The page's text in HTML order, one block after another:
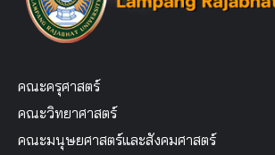
คณะครุศาสตร์
คณะวิทยาศาสตร์
คณะมนุษยศาสตร์และสังคมศาสตร์